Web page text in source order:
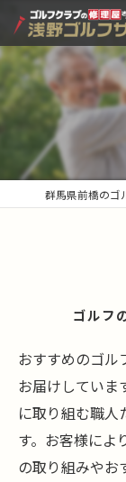
ゴルフ
おすすめのゴル
お届けしていま
に取り組む職人
す。お客様によ
の取り組みやお